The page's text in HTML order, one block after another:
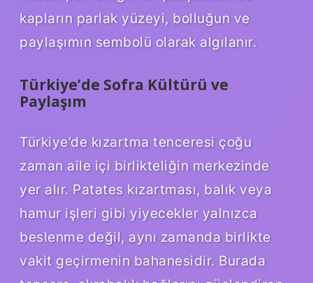
kapların parlak yüzeyi, bolluğun ve
paylaşımın sembolü olarak algılanır.
Türkiye’de Sofra Kültürü ve
Paylaşım
Türkiye’de kızartma tenceresi çoğu
zaman aile içi birlikteliğin merkezinde
yer alır. Patates kızartması, balık veya
hamur işleri gibi yiyecekler yalnızca
beslenme değil, aynı zamanda birlikte
vakit geçirmenin bahanesidir. Burada